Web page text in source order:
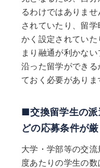
るわけではありま
されていたり、留
かく設定されてい
まり融通が利かな
沿った留学ができ
ておく必要がありま
■交換留学生の派
どの応募条件が
大学・学部等の交
度あたりの学生の